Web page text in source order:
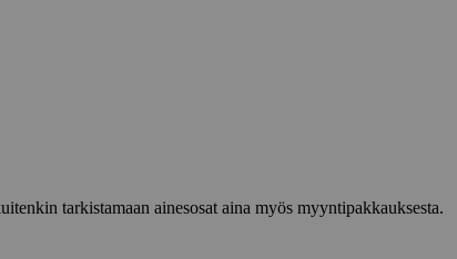
tarkistamaan ainesosat aina myös myyntipakkauksesta.